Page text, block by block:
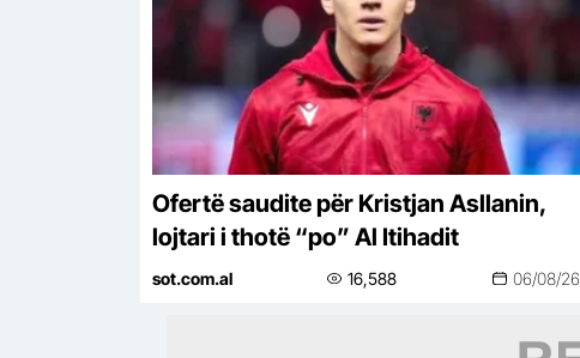
Ofertë saudite për Kristjan Asllanin,
lojtari i thotë “po” Al Itihadit
sot.com.al 16,588 06/08/26